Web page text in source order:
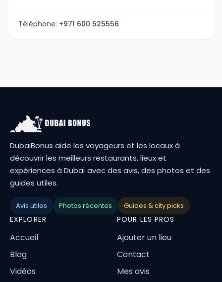
Téléphone: +971 600 525556
DubaiBonus aide les voyageurs et les locaux à
découvrir les meilleurs restaurants, lieux et
expériences à Dubaï avec des avis, des photos et des
guides utiles.
Avis utiles Photos récentes Guides & city picks
EXPLORER
Accueil
Blog
Vidéos
POUR LES PROS
Ajouter un lieu
Contact
Mes avis